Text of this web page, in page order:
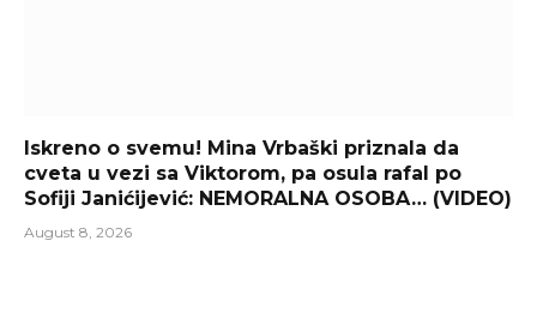
Iskreno o svemu! Mina Vrbaški priznala da
cveta u vezi sa Viktorom, pa osula rafal po
Sofiji Janićijević: NEMORALNA OSOBA… (VIDEO)
August 8, 2026